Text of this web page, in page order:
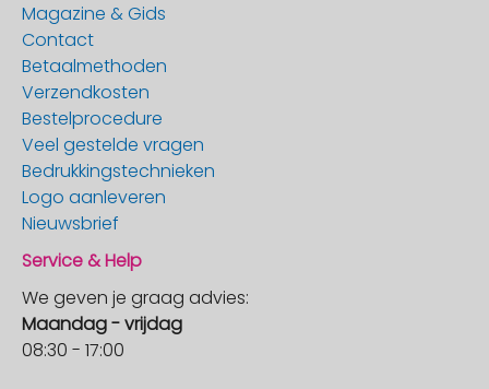
Magazine & Gids
Contact
Betaalmethoden
Verzendkosten
Bestelprocedure
Veel gestelde vragen
Bedrukkingstechnieken
Logo aanleveren
Nieuwsbrief
Service & Help
We geven je graag advies:
Maandag - vrijdag
08:30 - 17:00